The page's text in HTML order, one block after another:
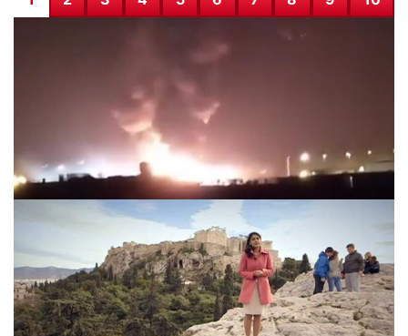
IKBY’deki gaz sahasına SİHA saldırısı düzenlendi
27.11.2025 03:53